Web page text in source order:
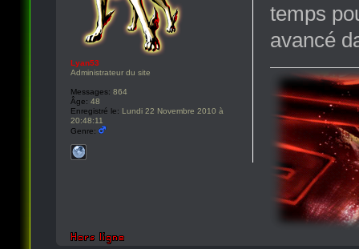
temps
avancé
Lyan53
Administrateur du site
Messages: 864
Âge: 48
Enregistré le: Lundi 22 Novembre 2010 à
20:48:11
Genre: